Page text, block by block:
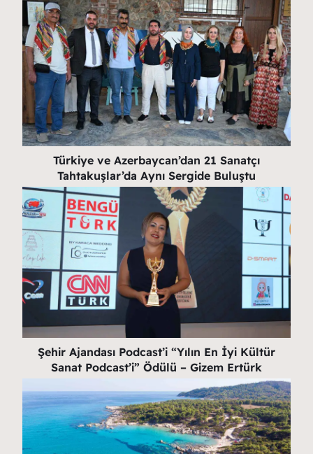
Türkiye ve Azerbaycan’dan 21 Sanatçı
Tahtakuşlar’da Aynı Sergide Buluştu
Şehir Ajandası Podcast’i “Yılın En İyi Kültür
Sanat Podcast’i” Ödülü – Gizem Ertürk